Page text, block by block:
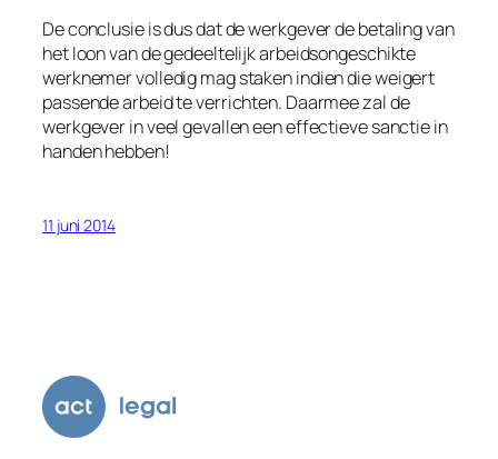
De conclusie is dus dat de werkgever de betaling van
het loon van de gedeeltelijk arbeidsongeschikte
werknemer volledig mag staken indien die weigert
passende arbeid te verrichten. Daarmee zal de
werkgever in veel gevallen een effectieve sanctie in
handen hebben!
11 juni 2014